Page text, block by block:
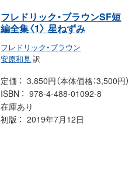
フレドリック・ブラウンSF短
編全集〈1〉 星ねずみ
フレドリック・ブラウン
安原和見訳
定価
3,850円（本体価格：3,500円）
ISBN
978-4-488-01092-8
在庫あり
初版
2019年7月12日